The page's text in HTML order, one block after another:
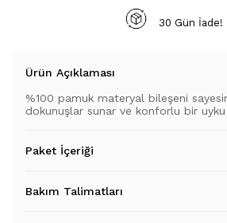
30 Gün İade!
Ürün Açıklaması
%100 pamuk materyal bileşeni
dokunuşlar sunar ve konforlu bir
Paket İçeriği
Bakım Talimatları